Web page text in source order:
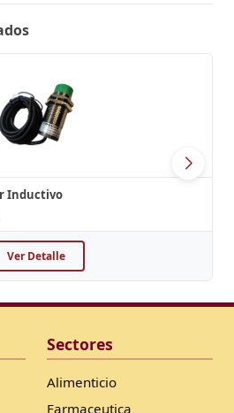
Inductivo
Ver Detalle
Sectores
Alimenticio
Farmaceutica